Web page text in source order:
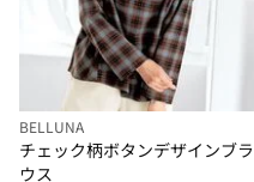
BELLUNA
チェック柄ボタンデザインブラ
ウス